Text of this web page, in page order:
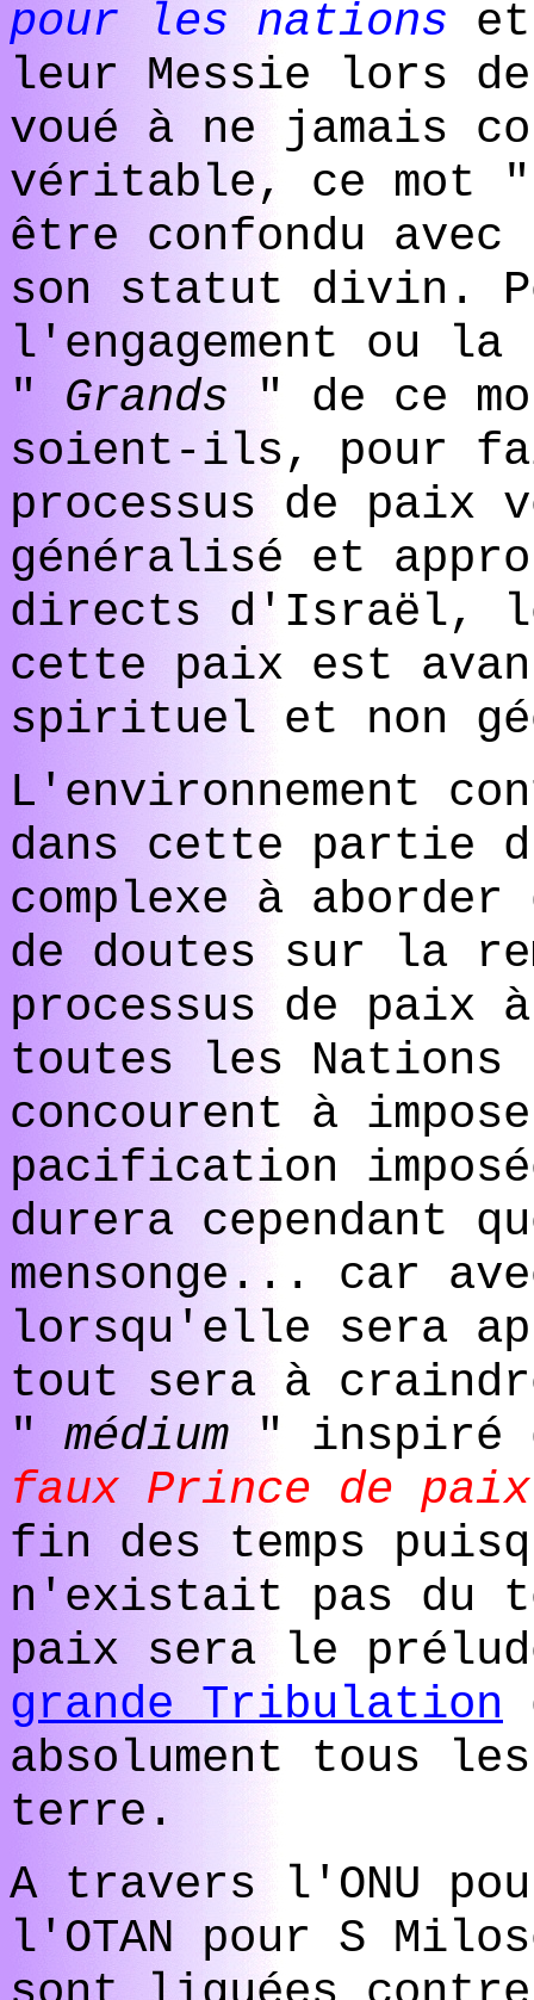
pour les nations
leur Messie lors
voué à ne jamais
véritable, ce mot
être confondu
son statut divin.
l'engagement ou
" Grands " de ce
soient-ils, pour
processus de paix
généralisé et
directs d'Israël, le
cette paix est
spirituel et non
L'environnement
dans cette partie
complexe à
de doutes sur la
processus de paix
toutes les
concourent à
pacification
durera cependant
mensonge... car
lorsqu'elle sera
tout sera à
" médium " inspiré
faux Prince de paix
fin des temps
n'existait pas du
paix sera le
grande Tribulation
absolument tous
terre.
A travers l'ONU
l'OTAN pour S